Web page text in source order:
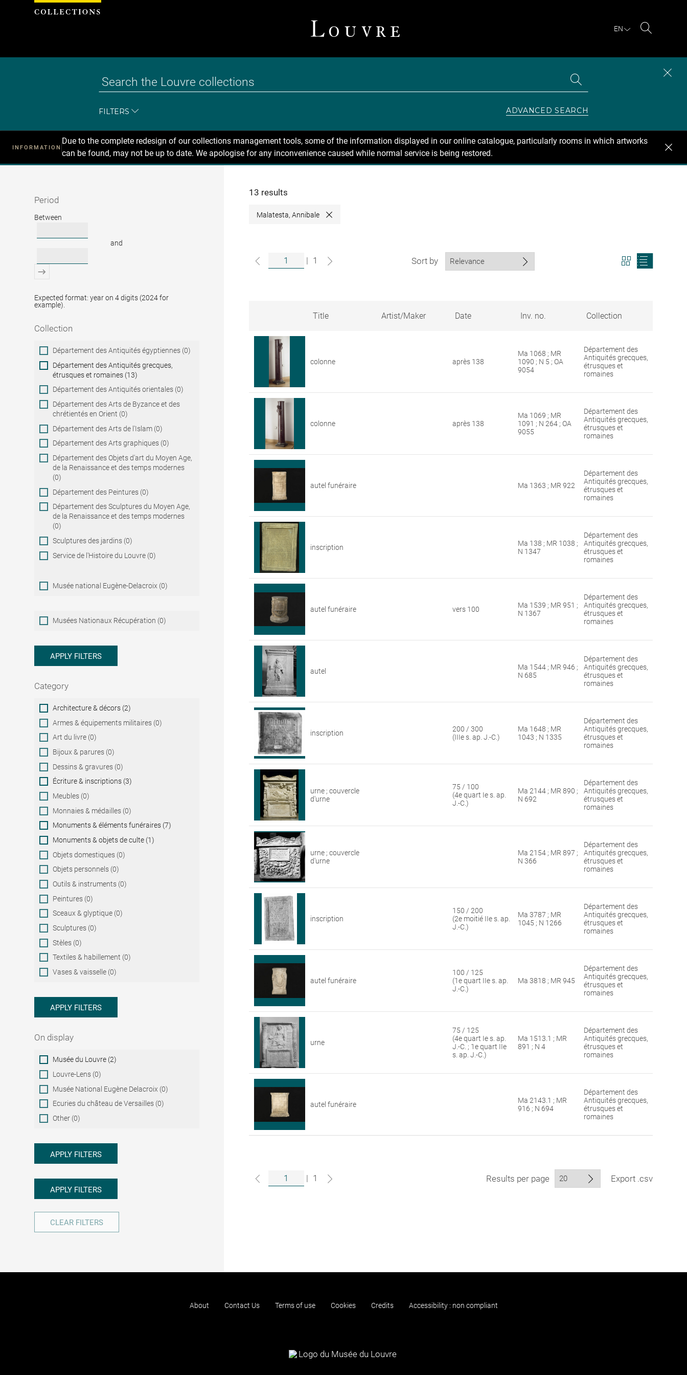
EN
FILTERS ADVANCED SEARCH
INFORMATION
Due to the complete redesign of our collections management tools, some of the information displayed in our online catalogue, particularly rooms in which artworks
can be found, may not be up to date. We apologise for any inconvenience caused while normal service is being restored.
Recherche
Period
Period
Between
and
Expected format: year on 4 digits (2024 for
example).
Collection
Collection
Département des Antiquités égyptiennes (0)
Département des Antiquités grecques,
étrusques et romaines (13)
Département des Antiquités orientales (0)
Département des Arts de Byzance et des
chrétientés en Orient (0)
Département des Arts de l'Islam (0)
Département des Arts graphiques (0)
Département des Objets d'art du Moyen Age,
de la Renaissance et des temps modernes
(0)
Département des Peintures (0)
Département des Sculptures du Moyen Age,
de la Renaissance et des temps modernes
(0)
Sculptures des jardins (0)
Service de l'Histoire du Louvre (0)
Musée national Eugène-Delacroix (0)
Musées
Nationaux
Musées Nationaux Récupération (0)
APPLY FILTERS
Category
Category
Architecture & décors (2)
Armes & équipements militaires (0)
Art du livre (0)
Bijoux & parures (0)
Dessins & gravures (0)
Écriture & inscriptions (3)
Meubles (0)
Monnaies & médailles (0)
Monuments & éléments funéraires (7)
Monuments & objets de culte (1)
Objets domestiques (0)
Objets personnels (0)
Outils & instruments (0)
Peintures (0)
Sceaux & glyptique (0)
Sculptures (0)
Stèles (0)
Textiles & habillement (0)
Vases & vaisselle (0)
APPLY FILTERS
On display
On
display
Musée du Louvre (2)
Louvre-Lens (0)
Musée National Eugène Delacroix (0)
Ecuries du château de Versailles (0)
Other (0)
APPLY FILTERS
APPLY FILTERS
CLEAR FILTERS
13 results
Malatesta, Annibale Close
| 1 Sort by
View
search
Search
artworks
Louvre
collections
Title Artist/Maker Date Inv. no. Collection
colonne après 138
Ma 1068 ; MR
1090 ; N 5 ; OA
9054
Département des
Antiquités grecques,
étrusques et
romaines
colonne après 138
Ma 1069 ; MR
1091 ; N 264 ; OA
9055
Département des
Antiquités grecques,
étrusques et
romaines
autel funéraire Ma 1363 ; MR 922
Département des
Antiquités grecques,
étrusques et
romaines
inscription
Ma 138 ; MR 1038 ;
N 1347
Département des
Antiquités grecques,
étrusques et
romaines
autel funéraire vers 100
Ma 1539 ; MR 951 ;
N 1367
Département des
Antiquités grecques,
étrusques et
romaines
autel
Ma 1544 ; MR 946 ;
N 685
Département des
Antiquités grecques,
étrusques et
romaines
inscription
200 / 300
(IIIe s. ap. J.-C.)
Ma 1648 ; MR
1043 ; N 1335
Département des
Antiquités grecques,
étrusques et
romaines
urne ; couvercle
d'urne
75 / 100
(4e quart Ie s. ap.
J.-C.)
Ma 2144 ; MR 890 ;
N 692
Département des
Antiquités grecques,
étrusques et
romaines
urne ; couvercle
d'urne
Ma 2154 ; MR 897 ;
N 366
Département des
Antiquités grecques,
étrusques et
romaines
inscription
150 / 200
(2e moitié IIe s. ap.
J.-C.)
Ma 3787 ; MR
1045 ; N 1266
Département des
Antiquités grecques,
étrusques et
romaines
autel funéraire
100 / 125
(1e quart IIe s. ap.
J.-C.)
Ma 3818 ; MR 945
Département des
Antiquités grecques,
étrusques et
romaines
urne
75 / 125
(4e quart Ie s. ap.
J.-C. ; 1e quart IIe
s. ap. J.-C.)
Ma 1513.1 ; MR
891 ; N 4
Département des
Antiquités grecques,
étrusques et
romaines
autel funéraire
Ma 2143.1 ; MR
916 ; N 694
Département des
Antiquités grecques,
étrusques et
romaines
| 1 Results per page Export .csv
About Contact Us Terms of use Cookies Credits Accessibility : non compliant
Cookies management panel